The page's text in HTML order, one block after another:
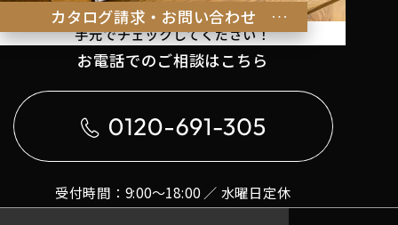
カタログ請求・お問い合わせ
理想の暮らしのヒントを
手元でチェックしてください！
お電話でのご相談はこちら
受付時間：9:00〜18:00 ／ 水曜日定休